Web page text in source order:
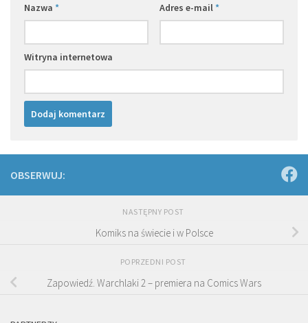
Nazwa * Adres e-mail*
Witryna internetowa
OBSERWUJ:
NASTĘPNY POST
Komiks na świecie i w Polsce
POPRZEDNI POST
Zapowiedź. Warchlaki 2 – premiera na Comics Wars